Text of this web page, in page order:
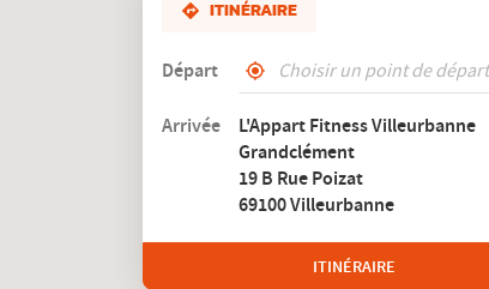
ITINÉRAIRE
Départ
,
un
club
L'Appart
Fitness
À
Arrivée
L'Appart Fitness Villeurbanne
Grandclément
19 B Rue Poizat
69100 Villeurbanne
ITINÉRAIRE
JUSQU'AU